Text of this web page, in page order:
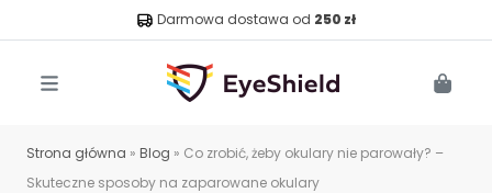
Darmowa dostawa od 250 zł
Strona główna » Blog » Co zrobić, żeby okulary nie parowały? –
Skuteczne sposoby na zaparowane okulary